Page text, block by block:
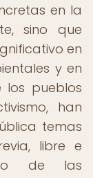
en la
sino que
en
y en
pueblos
han
temas
libre e
de las